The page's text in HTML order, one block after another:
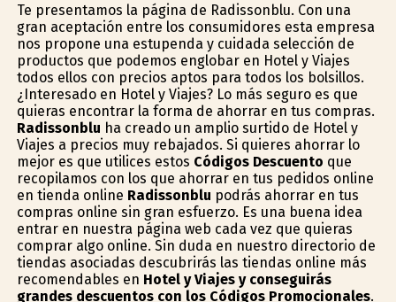
Te presentamos la página de Radissonblu. Con una
gran aceptación entre los consumidores esta empresa
nos propone una estupenda y cuidada selección de
productos que podemos englobar en Hotel y Viajes
todos ellos con precios aptos para todos los bolsillos.
¿Interesado en Hotel y Viajes? Lo más seguro es que
quieras encontrar la forma de ahorrar en tus compras.
Radissonblu ha creado un amplio surtido de Hotel y
Viajes a precios muy rebajados. Si quieres ahorrar lo
mejor es que utilices estos Códigos Descuento que
recopilamos con los que ahorrar en tus pedidos online
en tienda online Radissonblu podrás ahorrar en tus
compras online sin gran esfuerzo. Es una buena idea
entrar en nuestra página web cada vez que quieras
comprar algo online. Sin duda en nuestro directorio de
tiendas asociadas descubrirás las tiendas online más
recomendables en Hotel y Viajes y conseguirás
grandes descuentos con los Códigos Promocionales.